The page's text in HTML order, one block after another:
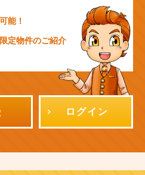
能！
定物件のご紹介
ログイン